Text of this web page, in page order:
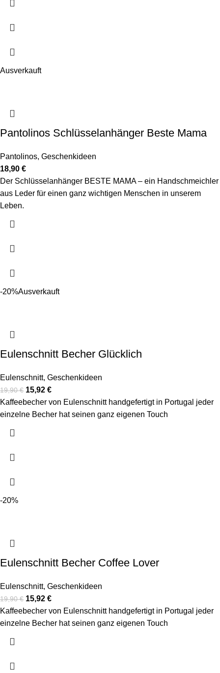
Ausverkauft
Pantolinos Schlüsselanhänger Beste Mama
Pantolinos, Geschenkideen
18,90 €
Der Schlüsselanhänger BESTE MAMA – ein Handschmeichler
aus Leder für einen ganz wichtigen Menschen in unserem
Leben.
-20%Ausverkauft
Eulenschnitt Becher Glücklich
Eulenschnitt, Geschenkideen
19,90€ 15,92 €
Kaffeebecher von Eulenschnitt handgefertigt in Portugal jeder
einzelne Becher hat seinen ganz eigenen Touch
-20%
Eulenschnitt Becher Coffee Lover
Eulenschnitt, Geschenkideen
19,90€ 15,92 €
Kaffeebecher von Eulenschnitt handgefertigt in Portugal jeder
einzelne Becher hat seinen ganz eigenen Touch